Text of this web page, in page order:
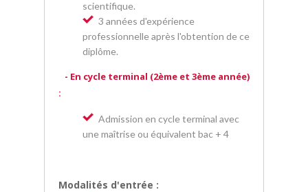
scientifique.
3 années d'expérience
professionnelle après l'obtention de ce
diplôme.
- En cycle terminal (2ème et 3ème année)
:
Admission en cycle terminal avec
une maîtrise ou équivalent bac + 4
Modalités d'entrée :